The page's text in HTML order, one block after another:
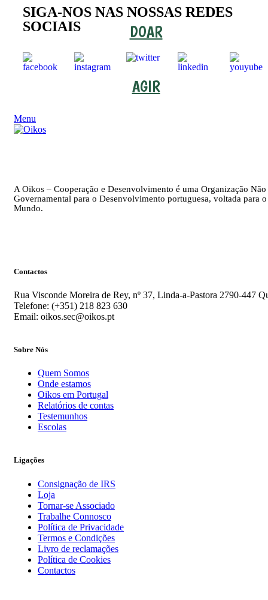
DOAR
AGIR
Menu
SIGA-NOS NAS NOSSAS REDES
SOCIAIS
A Oikos – Cooperação e Desenvolvimento é uma Organização Não
Governamental para o Desenvolvimento portuguesa, voltada para o
Mundo.
Contactos
Rua Visconde Moreira de Rey, nº 37, Linda-a-Pastora 2790-447
Telefone: (+351) 218 823 630
Email: oikos.sec@oikos.pt
Sobre Nós
Quem Somos
Onde estamos
Oikos em Portugal
Relatórios de contas
Testemunhos
Escolas
Ligações
Consignação de IRS
Loja
Tornar-se Associado
Trabalhe Connosco
Política de Privacidade
Termos e Condições
Livro de reclamações
Política de Cookies
Contactos